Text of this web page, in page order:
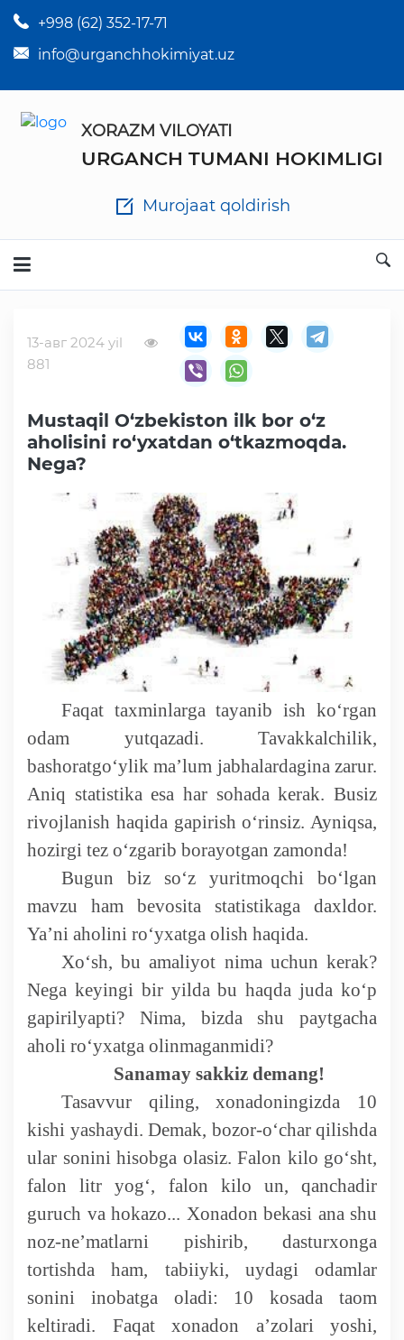
+998 (62) 352-17-71
info@urganchhokimiyat.uz
XORAZM VILOYATI
URGANCH TUMANI HOKIMLIGI
Murojaat qoldirish
Tuman hokim qarorlari
Tuman hokimi farmoyishlari
Tuman hokimligi ish yuritish yo'riqnomasi
Analitik hisobot va tahlillar
Faoliyat
Statistik va tahliliy axborotlar
Davlat dasturi ijrosi
Sayyor qabullar
Aholi bandligini ta'minlash
Rasmiy munosabat
Deputatlar faoliyati
Korrupsiyaga qarshi kurash
Murojaat uchun
Korrupsiyaga qarshi kurashish bo'yicha idoraviy
oshirayotgan ishlar
Ochiq ma'lumotlar
«Elektron hukumat» tizimi
13-авг 2024 yil
881
Mustaqil O‘zbekiston ilk bor o‘z
aholisini ro‘yxatdan o‘tkazmoqda.
Nega?
Faqat taxminlarga tayanib ish ko‘rgan
odam yutqazadi. Tavakkalchilik,
bashoratgo‘ylik ma’lum jabhalardagina zarur.
Aniq statistika esa har sohada kerak. Busiz
rivojlanish haqida gapirish o‘rinsiz. Ayniqsa,
hozirgi tez o‘zgarib borayotgan zamonda!
Bugun biz so‘z yuritmoqchi bo‘lgan
mavzu ham bevosita statistikaga daxldor.
Ya’ni aholini ro‘yxatga olish haqida.
Xo‘sh, bu amaliyot nima uchun kerak?
Nega keyingi bir yilda bu haqda juda ko‘p
gapirilyapti? Nima, bizda shu paytgacha
aholi ro‘yxatga olinmaganmidi?
Sanamay sakkiz demang!
Tasavvur qiling, xonadoningizda 10
kishi yashaydi. Demak, bozor-o‘char qilishda
ular sonini hisobga olasiz. Falon kilo go‘sht,
falon litr yog‘, falon kilo un, qanchadir
guruch va hokazo... Xonadon bekasi ana shu
noz-ne’matlarni pishirib, dasturxonga
tortishda ham, tabiiyki, uydagi odamlar
sonini inobatga oladi: 10 kosada taom
keltiradi. Faqat xonadon a’zolari yoshi,